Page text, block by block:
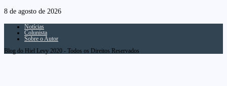
8 de agosto de 2026
Notícias
Colunista
Sobre o Autor
Blog do Hiel Levy 2020 - Todos os Direitos Reservados